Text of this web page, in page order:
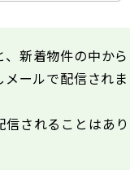
新着物件の中から
ールで配信されま
されることはあり